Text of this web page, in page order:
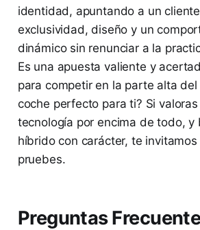
identidad, apuntando a un
exclusividad, diseño y un
dinámico sin renunciar a la
Es una apuesta valiente y
para competir en la parte alta del
coche perfecto para ti? Si
tecnología por encima de todo, y
híbrido con carácter, te
pruebes.
Preguntas